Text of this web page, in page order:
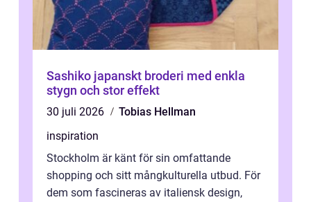
Sashiko japanskt broderi med enkla
stygn och stor effekt
30 juli 2026
Tobias Hellman
inspiration
Stockholm är känt för sin omfattande
shopping och sitt mångkulturella utbud. För
dem som fascineras av italiensk design,